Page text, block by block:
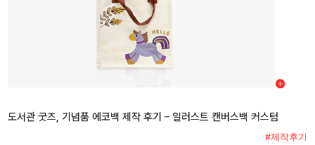
도서관 굿즈, 기념품 에코백 제작 후기 – 일러스트 캔버스백 커스텀
#제작후기